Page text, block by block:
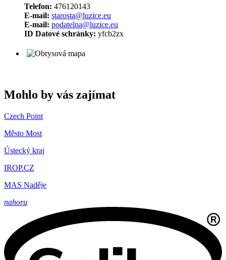
Telefon: 476120143
E-mail: starosta@luzice.eu
E-mail: podatelna@luzice.eu
ID Datové schránky: yfcb2zx
Mohlo by vás zajímat
Czech Point
Město Most
Ústecký kraj
IROP.CZ
MAS Naděje
nahoru